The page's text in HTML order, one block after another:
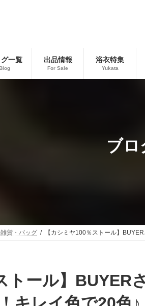
一覧 出品情報
For Sale
浴衣特集
Yukata
ブロ
貨・バッグ 【カシミヤ100％ストール】
トール】BUYER